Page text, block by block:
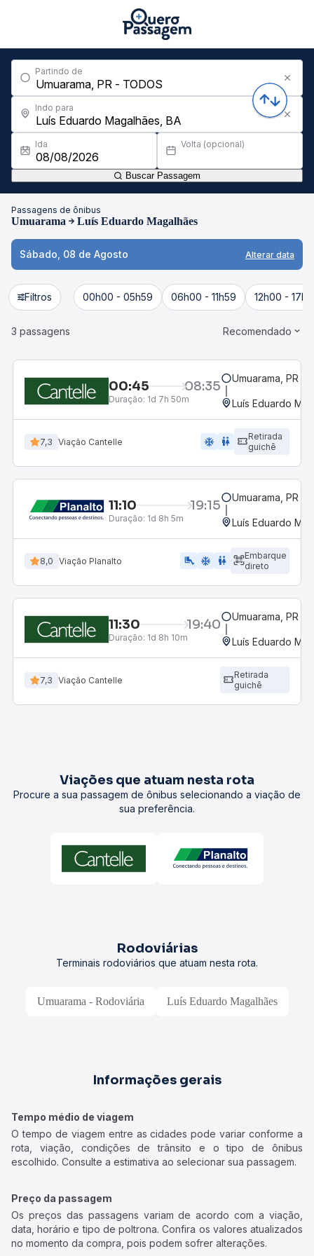
Partindo de
Indo para
Ida Volta (opcional)
Buscar Passagem
Passagens de ônibus
Umuarama Luís Eduardo Magalhães
Sábado, 08 de Agosto Alterar data
Filtros 00h00 - 05h59 06h00 - 11h59 12h00 -
3 passagens Recomendado
00:45 08:35
Duração: 1d 7h 50m
Umuarama, PR
Luís Eduardo
7,3 Viação Cantelle ac_unit wc
Retirada
guichê
11:10 19:15
Duração: 1d 8h 5m
Umuarama, PR
Luís Eduardo
8,0 Viação Planalto airline_seat_legroom_extra ac_unit WC
Embarque
direto
11:30 19:40
Duração: 1d 8h 10m
Umuarama, PR
Luís Eduardo
7,3 Viação Cantelle
Retirada
guichê
Viações que atuam nesta rota
Procure a sua passagem de ônibus selecionando a viação de
sua preferência.
Rodoviárias
Terminais rodoviários que atuam nesta rota.
Umuarama - Rodoviária Luís Eduardo Magalhães
Informações gerais
Tempo médio de viagem
O tempo de viagem entre as cidades pode variar conforme a
rota, viação, condições de trânsito e o tipo de ônibus
escolhido. Consulte a estimativa ao selecionar sua passagem.
Preço da passagem
Os preços das passagens variam de acordo com a viação,
data, horário e tipo de poltrona. Confira os valores atualizados
no momento da compra, pois podem sofrer alterações.